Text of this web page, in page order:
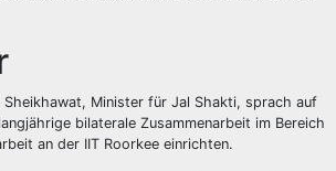
Minister für Jal Shakti, sprach auf
bilaterale Zusammenarbeit im Bereich
an der IIT Roorkee einrichten.